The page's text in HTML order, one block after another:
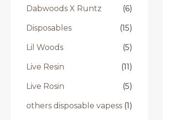
Dabwoods X Runtz (6)
Disposables (15)
Lil Woods (5)
Live Resin (11)
Live Rosin (5)
others disposable vapess (1)